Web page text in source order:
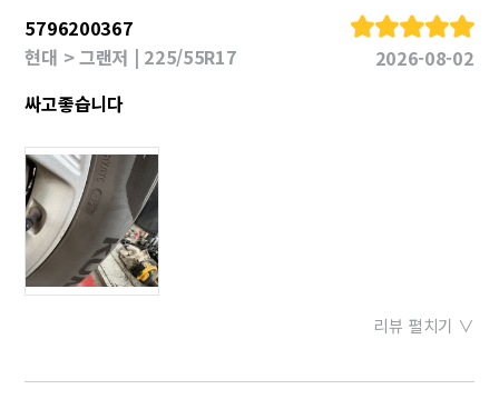
5796200367
현대 > 그랜저 | 225/55R17
2026-08-02
싸고좋습니다
리뷰 펼치기 ∨